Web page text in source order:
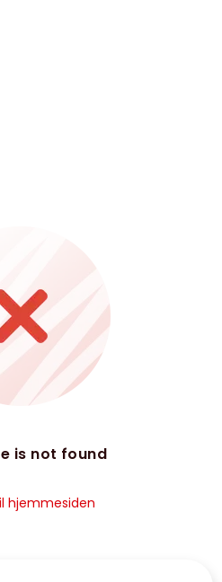
is not found
hjemmesiden